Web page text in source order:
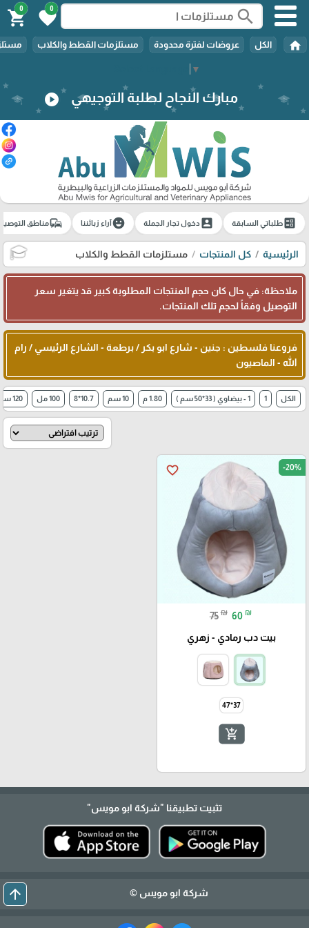
▼
search
0
favorite
0
shopping_cart
home الكل عروضات لفترة محدودة مستلزمات القطط والكلاب
مبارك النجاح لطلبة التوجيهي play_circle
🎓
ballotطلباتي السابقة account_boxدخول تجار الجملة emoji_emotionsآراء زبائننا commuteمناطق
الرئيسية كل المنتجات مستلزمات القطط والكلاب
ملاحظة: في حال كان حجم المنتجات المطلوبة كبير قد يتغير سعر
التوصيل وفقاً لحجم تلك المنتجات.
فروعنا فلسطين : جنين - شارع ابو بكر / برطعة - الشارع الرئيسي / رام
الله - الماصيون
الكل 1 1 - بيضاوي ( 33*50 سم ) 1.80 م 10 سم 10.7*8 100 مل 120 سم* 3
favorite_border -20%
75 ₪ 60 ₪
بيت دب رمادي - زهري
37*47
add_shopping_cart
تثبيت تطبيقنا "شركة ابو مويس"
شركة ابو مويس © arrow_upward